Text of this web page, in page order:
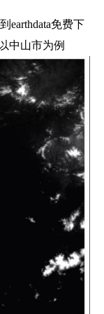
earthdata免费下
中山市为例